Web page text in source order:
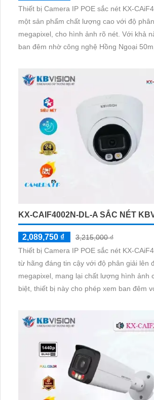
Thiết bị Camera IP POE sắc nét KX-
một sản phẩm chất lượng cao với độ
megapixel, cho hình ảnh rõ nét. Với khả năng quan sát
ban đêm nhờ công nghệ Hồng Ngoại
chất lượng hình ảnh
KX-CAIF4002N-DL-A SẮC NÉT
2,089,750 ₫
3,215,000 ₫
Thiết bị Camera IP POE sắc nét KX-
từ hãng đáng tin cậy với độ phân giải lên
megapixel, mang lại chất lượng hình ảnh cao
biệt, thiết bị này cho phép xem ban đêm
camera không chỉ đảm bảo chất lượng